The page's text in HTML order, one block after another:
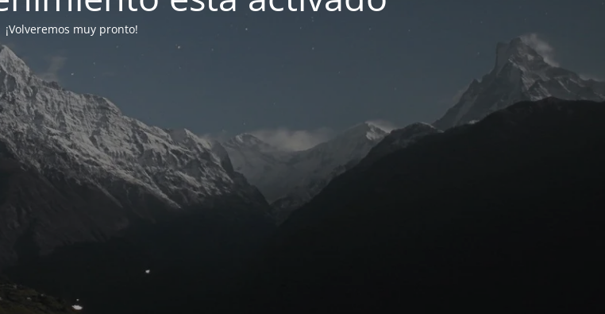
¡Volveremos muy pronto!